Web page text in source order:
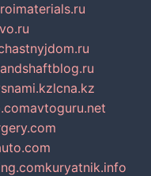
lcna.kz
avtoguru.net
kuryatnik.info